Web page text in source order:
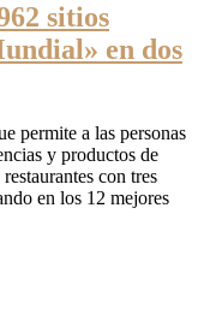
sitios
en dos
permite a las personas
y productos de
con tres
en los 12 mejores